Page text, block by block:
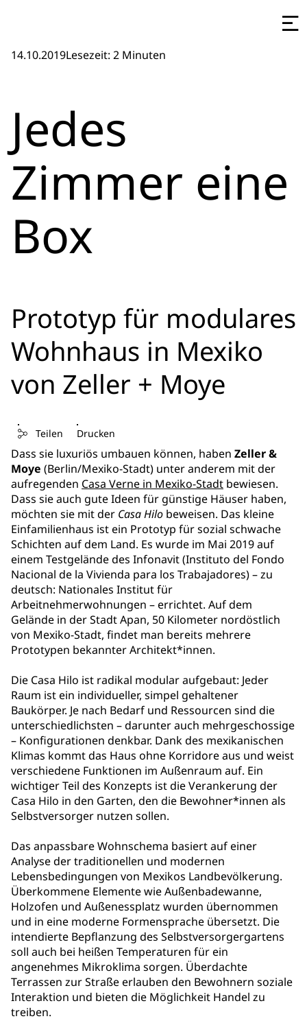
14.10.2019Lesezeit: 2 Minuten
Jedes
Zimmer eine
Box
Prototyp für modulares
Wohnhaus in Mexiko
von Zeller + Moye
Teilen Drucken
Dass sie luxuriös umbauen können, haben Zeller &
Moye (Berlin/Mexiko-Stadt) unter anderem mit der
aufregenden Casa Verne in Mexiko-Stadt bewiesen.
Dass sie auch gute Ideen für günstige Häuser haben,
möchten sie mit der Casa Hilo beweisen. Das kleine
Einfamilienhaus ist ein Prototyp für sozial schwache
Schichten auf dem Land. Es wurde im Mai 2019 auf
einem Testgelände des Infonavit (Instituto del Fondo
Nacional de la Vivienda para los Trabajadores) – zu
deutsch: Nationales Institut für
Arbeitnehmerwohnungen – errichtet. Auf dem
Gelände in der Stadt Apan, 50 Kilometer nordöstlich
von Mexiko-Stadt, findet man bereits mehrere
Prototypen bekannter Architekt*innen.
Die Casa Hilo ist radikal modular aufgebaut: Jeder
Raum ist ein individueller, simpel gehaltener
Baukörper. Je nach Bedarf und Ressourcen sind die
unterschiedlichsten – darunter auch mehrgeschossige
– Konfigurationen denkbar. Dank des mexikanischen
Klimas kommt das Haus ohne Korridore aus und weist
verschiedene Funktionen im Außenraum auf. Ein
wichtiger Teil des Konzepts ist die Verankerung der
Casa Hilo in den Garten, den die Bewohner*innen als
Selbstversorger nutzen sollen.
Das anpassbare Wohnschema basiert auf einer
Analyse der traditionellen und modernen
Lebensbedingungen von Mexikos Landbevölkerung.
Überkommene Elemente wie Außenbadewanne,
Holzofen und Außenessplatz wurden übernommen
und in eine moderne Formensprache übersetzt. Die
intendierte Bepflanzung des Selbstversorgergartens
soll auch bei heißen Temperaturen für ein
angenehmes Mikroklima sorgen. Überdachte
Terrassen zur Straße erlauben den Bewohnern soziale
Interaktion und bieten die Möglichkeit Handel zu
treiben.